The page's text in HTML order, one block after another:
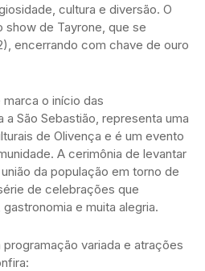
cultura e diversão. O
de Tayrone, que se
encerrando com chave de ouro
o início das
São Sebastião, representa uma
de Olivença e é um evento
A cerimônia de levantar
da população em torno de
de celebrações que
e muita alegria.
variada e atrações